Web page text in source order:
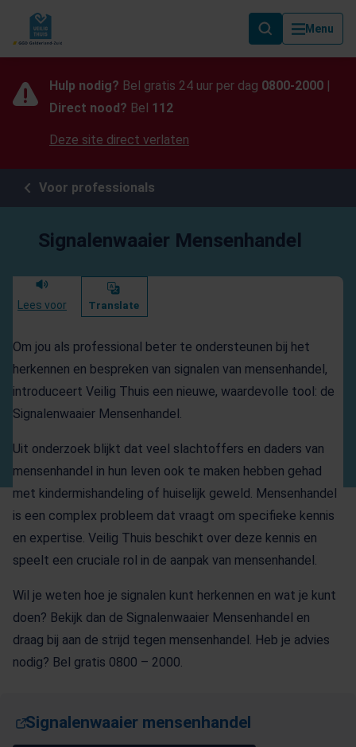
Menu
Als de resultaten voor automatisch aanvullen beschikbaar zijn,
Hulp nodig? Bel gratis 24 uur per dag 0800-2000 |
Direct nood? Bel 112
Deze site direct verlaten
Voor professionals
Signalenwaaier Mensenhandel
Lees voor Translate
Om jou als professional beter te ondersteunen bij het
herkennen en bespreken van signalen van mensenhandel,
introduceert Veilig Thuis een nieuwe, waardevolle tool: de
Signalenwaaier Mensenhandel.
Uit onderzoek blijkt dat veel slachtoffers en daders van
mensenhandel in hun leven ook te maken hebben gehad
met kindermishandeling of huiselijk geweld. Mensenhandel
is een complex probleem dat vraagt om specifieke kennis
en expertise. Veilig Thuis beschikt over deze kennis en
speelt een cruciale rol in de aanpak van mensenhandel.
Wil je weten hoe je signalen kunt herkennen en wat je kunt
doen? Bekijk dan de Signalenwaaier Mensenhandel en
draag bij aan de strijd tegen mensenhandel. Heb je advies
nodig? Bel gratis 0800 – 2000.
Bekijk de signalenwaaier Mensenhandel
Signalenwaaier mensenhandel
(Opent in een nieuw tabblad)